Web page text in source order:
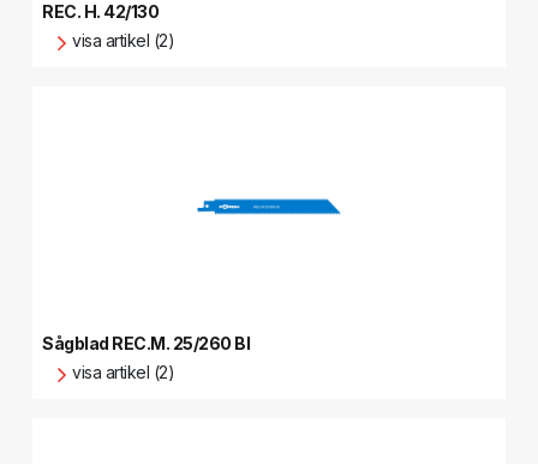
REC. H. 42/130
visa artikel (2)
Sågblad REC.M. 25/260 BI
visa artikel (2)